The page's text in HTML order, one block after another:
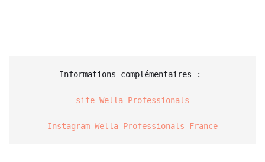
Informations complémentaires :
site Wella Professionals
Instagram Wella Professionals France